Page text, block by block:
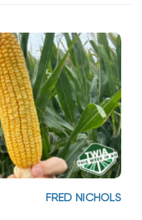
FRED NICHOLS